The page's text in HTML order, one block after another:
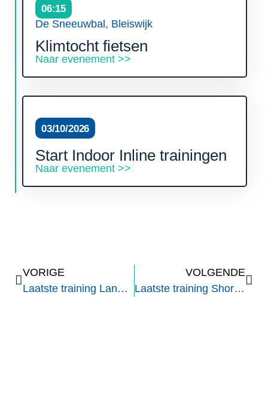
06:15
De Sneeuwbal, Bleiswijk
Klimtocht fietsen
Naar evenement >>
03/10/2026
Start Indoor Inline trainingen
Naar evenement >>
VORIGE
Laatste training Langebaan
VOLGENDE
Laatste training Shorttrack Zoetermeer